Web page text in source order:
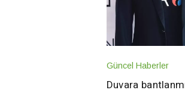
Güncel Haberler
Duvara